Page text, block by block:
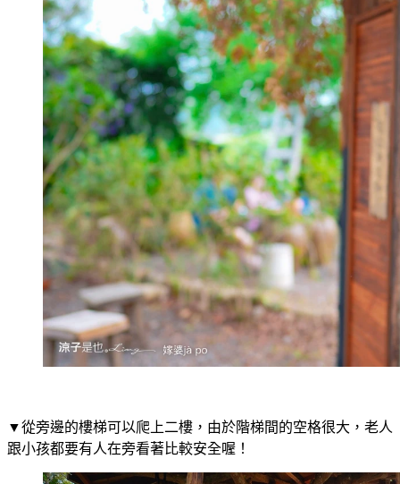
▼從旁邊的樓梯可以爬上二樓，由於階梯間的空格很大，老人
跟小孩都要有人在旁看著比較安全喔！